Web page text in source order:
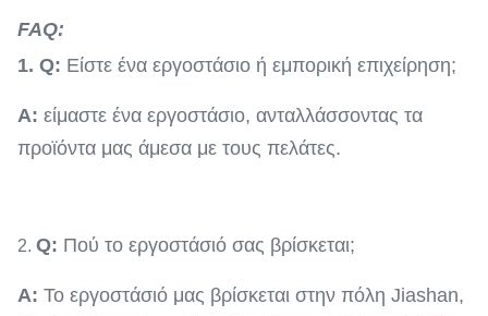
FAQ:
1. Q: Είστε ένα εργοστάσιο ή εμπορική επιχείρηση;
Α: είμαστε ένα εργοστάσιο, ανταλλάσσοντας τα
προϊόντα μας άμεσα με τους πελάτες.
2. Q: Πού το εργοστάσιό σας βρίσκεται;
Α: Το εργοστάσιό μας βρίσκεται στην πόλη Jiashan,